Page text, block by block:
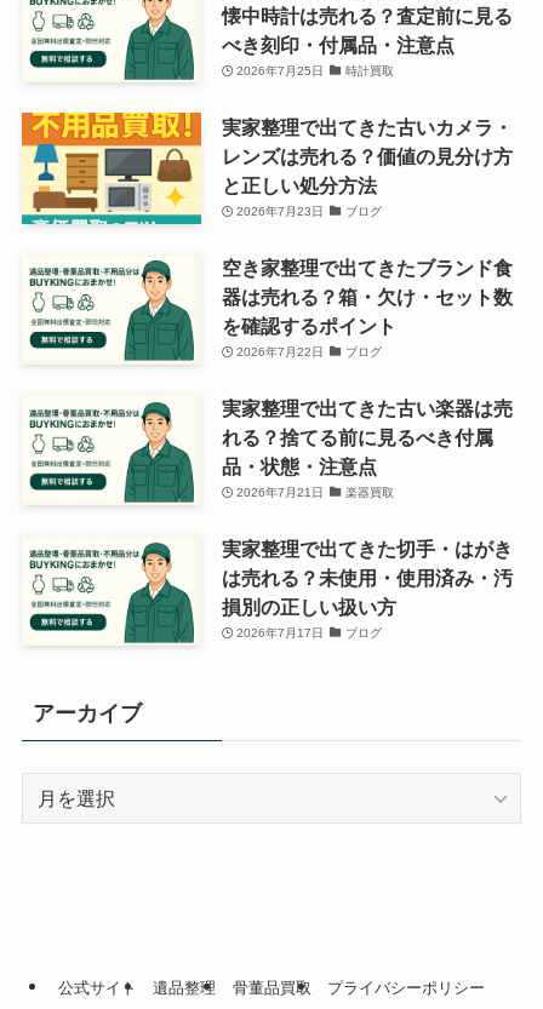
懐中時計は売れる？査定前に見る
べき刻印・付属品・注意点
2026年7月25日 時計買取
実家整理で出てきた古いカメラ・
レンズは売れる？価値の見分け方
と正しい処分方法
2026年7月23日 ブログ
空き家整理で出てきたブランド食
器は売れる？箱・欠け・セット数
を確認するポイント
2026年7月22日 ブログ
実家整理で出てきた古い楽器は売
れる？捨てる前に見るべき付属
品・状態・注意点
2026年7月21日 楽器買取
実家整理で出てきた切手・はがき
は売れる？未使用・使用済み・汚
損別の正しい扱い方
2026年7月17日 ブログ
アーカイブ
公式サイト 遺品整理 骨董品買取 プライバシーポリシー